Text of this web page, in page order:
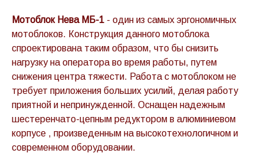
Мотоблок Нева МБ-1 - один из самых эргономичных
мотоблоков. Конструкция данного мотоблока
спроектирована таким образом, что бы снизить
нагрузку на оператора во время работы, путем
снижения центра тяжести. Работа с мотоблоком не
требует приложения больших усилий, делая работу
приятной и непринужденной. Оснащен надежным
шестеренчато-цепным редуктором в алюминиевом
корпусе , произведенным на высокотехнологичном и
современном оборудовании.